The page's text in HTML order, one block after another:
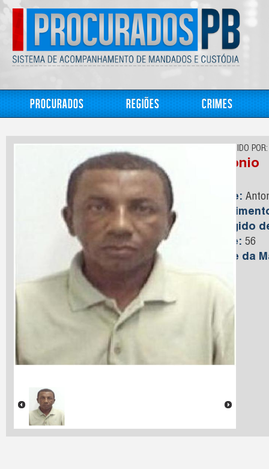
Procurados Regiões Crimes
CONHECIDO POR:
Antonio
Nome:
Foragido
Idade: 56
Nome da